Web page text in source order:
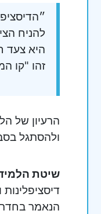
להניח
היא צעד
זהו "קו
הרעיון של
ולהסתגל
שיטת
הנאמר בחדר